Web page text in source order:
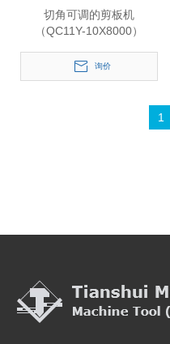
切角可调的剪板机
（QC11Y-10X8000）
询价
1